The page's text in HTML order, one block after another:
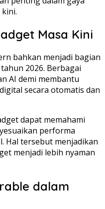
Masa Kini
bahkan menjadi bagian
2026. Berbagai
AI demi membantu
secara otomatis dan
dapat memahami
performa
Hal tersebut menjadikan
menjadi lebih nyaman
dalam